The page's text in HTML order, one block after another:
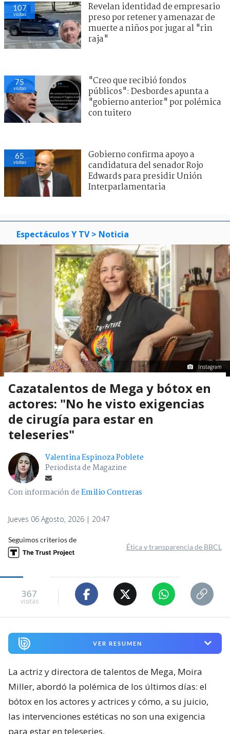
107
visitas
Revelan identidad de empresario
preso por retener y amenazar de
muerte a niños por jugar al "rin
raja"
75
visitas
"Creo que recibió fondos
públicos": Desbordes apunta a
"gobierno anterior" por polémica
con tuitero
65
visitas
Gobierno confirma apoyo a
candidatura del senador Rojo
Edwards para presidir Unión
Interparlamentaria
Espectáculos Y TV > Noticia
Instagram
Cazatalentos de Mega y bótox en
actores: "No he visto exigencias
de cirugía para estar en
teleseries"
Valentina Espinoza Poblete
Periodista de Magazine
Con información deEmilio Contreras
Jueves 06 Agosto, 2026 | 20:47
Seguimos criterios de
Ética y transparencia de BBCL
367
visitas
VER RESUMEN
La actriz y directora de talentos de Mega, Moira
Miller, abordó la polémica de los últimos días: el
bótox en los actores y actrices y cómo, a su juicio,
las intervenciones estéticas no son una exigencia
para estar en teleseries.